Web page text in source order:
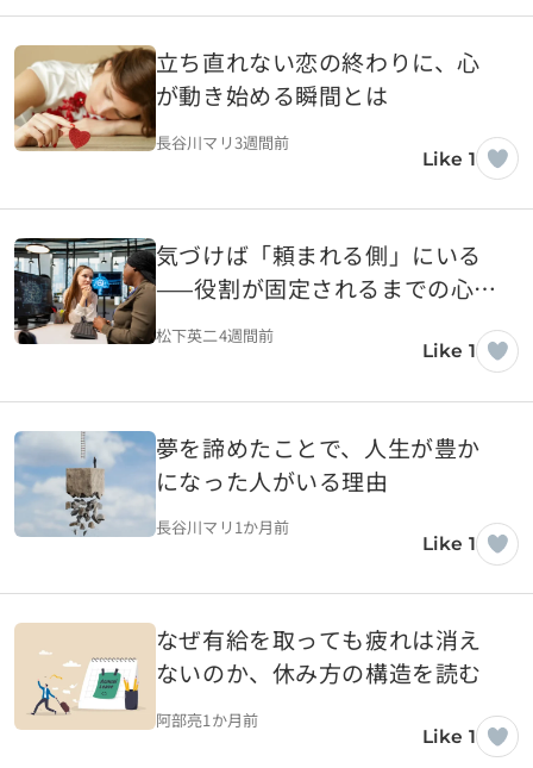
立ち直れない恋の終わりに、心
が動き始める瞬間とは
長谷川マリ3週間前
Like 1
気づけば「頼まれる側」にいる
——役割が固定されるまでの心理
的プロセス
松下英二4週間前
Like 1
夢を諦めたことで、人生が豊か
になった人がいる理由
長谷川マリ 1か月前
Like 1
なぜ有給を取っても疲れは消え
ないのか、休み方の構造を読む
阿部亮1か月前
Like 1